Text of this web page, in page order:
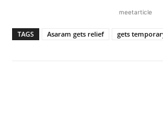
meetarticle
TAGS Asaram gets relief gets